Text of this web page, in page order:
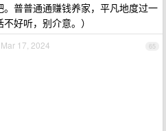
普普通通赚钱养家，平凡地度过一
好听，别介意。）
65
Mar 17, 2024